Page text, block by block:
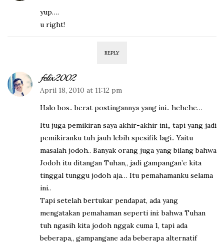
yup….
u right!
REPLY
felix2002
April 18, 2010 at 11:12 pm
Halo bos.. berat postingannya yang ini.. hehehe…
Itu juga pemikiran saya akhir-akhir ini,, tapi yang jadi
pemikiranku tuh jauh lebih spesifik lagi.. Yaitu
masalah jodoh.. Banyak orang juga yang bilang bahwa
Jodoh itu ditangan Tuhan,, jadi gampangan’e kita
tinggal tunggu jodoh aja… Itu pemahamanku selama
ini..
Tapi setelah bertukar pendapat, ada yang
mengatakan pemahaman seperti ini: bahwa Tuhan
tuh ngasih kita jodoh nggak cuma 1, tapi ada
beberapa,, gampangane ada beberapa alternatif